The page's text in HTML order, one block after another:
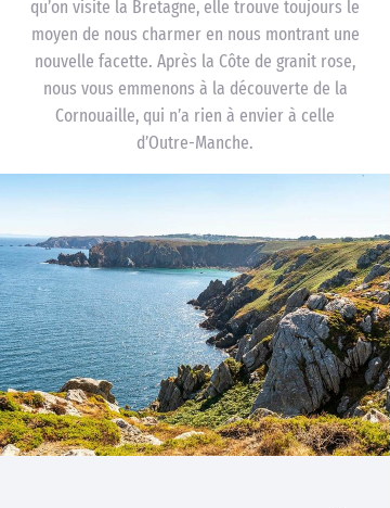
qu’on visite la Bretagne, elle trouve toujours le
moyen de nous charmer en nous montrant une
nouvelle facette. Après la Côte de granit rose,
nous vous emmenons à la découverte de la
Cornouaille, qui n’a rien à envier à celle
d’Outre-Manche.